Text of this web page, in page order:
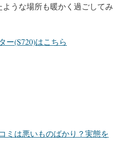
うな場所も暖かく過ごしてみ
ー(S720)はこちら
ミは悪いものばかり？実態を